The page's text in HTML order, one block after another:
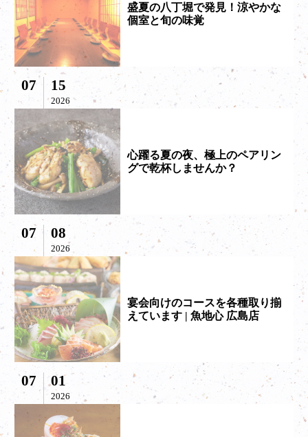
盛夏の八丁堀で発見！涼やかな
個室と旬の味覚
07 15
2026
心躍る夏の夜、極上のペアリン
グで乾杯しませんか？
07 08
2026
宴会向けのコースを各種取り揃
えています | 魚地心 広島店
07 01
2026